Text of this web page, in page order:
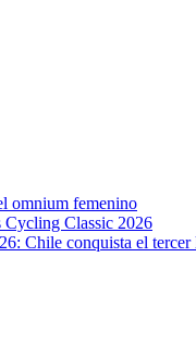
omnium femenino
Cycling Classic 2026
Chile conquista el